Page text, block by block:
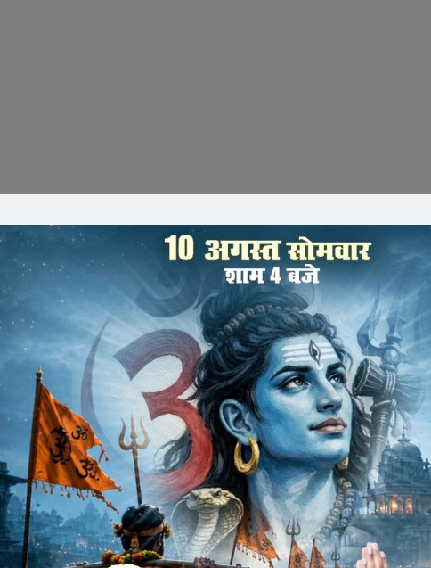
से 1991 में अंग्रेजी के व्याख्याता रहे शिवपुरी के शिक्षाविद भरत कुमार
स्थल पहुंचने पर श्री कला-मोहन भाषा, साहित्य और संगीत केंद्र पर अभिनन्दन
और उनके साथी रहे अशोक लोढा, सेवानिवृत्त शिक्षक बालेश्वर जैन का भी
इस अवसर पर बचपन में उनसे शिक्षित सभी विद्यार्थी केन्द्र पर उनके स्वागत
के नवीन अँग्रेजी उपन्यास हाउ आई लॉस्ट माय विंडी नाइट्स का पोस्टर